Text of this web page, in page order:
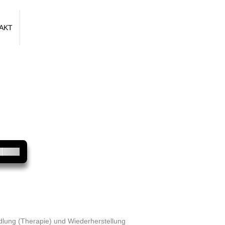
(Therapie) und Wiederherstellung